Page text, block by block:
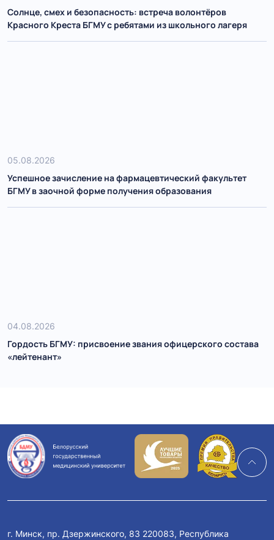
Солнце, смех и безопасность: встреча волонтёров
Красного Креста БГМУ с ребятами из школьного лагеря
05.08.2026
Успешное зачисление на фармацевтический факультет
БГМУ в заочной форме получения образования
04.08.2026
Гордость БГМУ: присвоение звания офицерского состава
«лейтенант»
г. Минск, пр. Дзержинского, 83 220083, Республика